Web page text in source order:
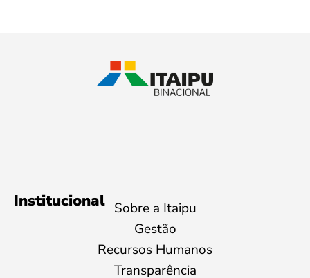
Institucional Sobre a Itaipu
Gestão
Recursos Humanos
Transparência